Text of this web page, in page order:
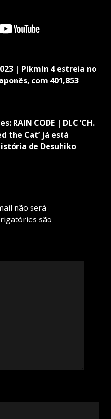
| Pikmin 4 estreia no
com 401,853
RAIN CODE | DLC ‘CH.
the Cat’ já está
de Desuhiko
não será
são